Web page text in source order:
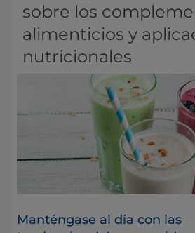
sobre los
alimenticios y
nutricionales
Manténgase al día con las